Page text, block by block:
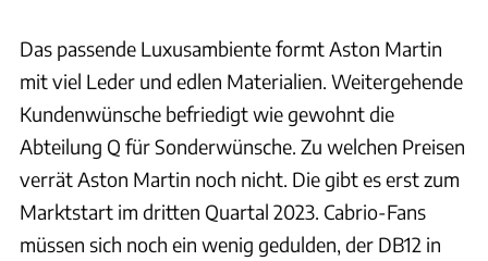
Das passende Luxusambiente formt Aston Martin
mit viel Leder und edlen Materialien. Weitergehende
Kundenwünsche befriedigt wie gewohnt die
Abteilung Q für Sonderwünsche. Zu welchen Preisen
verrät Aston Martin noch nicht. Die gibt es erst zum
Marktstart im dritten Quartal 2023. Cabrio-Fans
müssen sich noch ein wenig gedulden, der DB12 in